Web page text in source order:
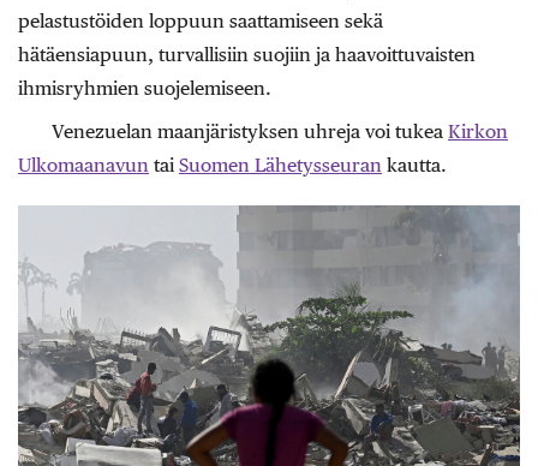
pelastustöiden loppuun saattamiseen sekä
hätäensiapuun, turvallisiin suojiin ja haavoittuvaisten
ihmisryhmien suojelemiseen.
Venezuelan maanjäristyksen uhreja voi tukea Kirkon
Ulkomaanavun tai Suomen Lähetysseuran kautta.